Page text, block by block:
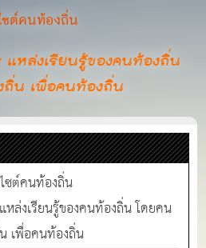
ซต์คนท้องถิ่น
แหล่งเรียนรู้ของคนท้องถิ่น
ถิ่น เพื่อคนท้องถิ่น
ซต์คนท้องถิ่น
ล่งเรียนรู้ของคนท้องถิ่น โดยคน
เพื่อคนท้องถิ่น